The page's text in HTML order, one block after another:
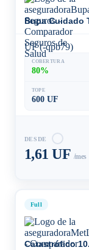
Bupa Cuidado
UF (-qpb79)
COBERTURA
80%
TOPE
600 UF
DESDE
1,61 UF /mes
Full
Catastrófico